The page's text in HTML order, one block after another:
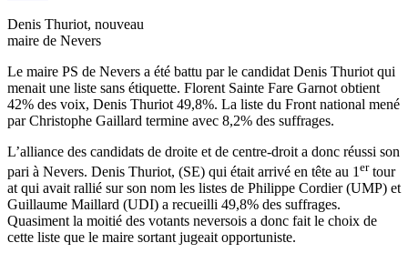
Denis Thuriot, nouveau
maire de Nevers
Le maire PS de Nevers a été battu par le candidat Denis Thuriot qui
menait une liste sans étiquette. Florent Sainte Fare Garnot obtient
42% des voix, Denis Thuriot 49,8%. La liste du Front national mené
par Christophe Gaillard termine avec 8,2% des suffrages.
L’alliance des candidats de droite et de centre-droit a donc réussi son
pari à Nevers. Denis Thuriot, (SE) qui était arrivé en tête au 1 ertour
at qui avait rallié sur son nom les listes de Philippe Cordier (UMP) et
Guillaume Maillard (UDI) a recueilli 49,8% des suffrages.
Quasiment la moitié des votants neversois a donc fait le choix de
cette liste que le maire sortant jugeait opportuniste.